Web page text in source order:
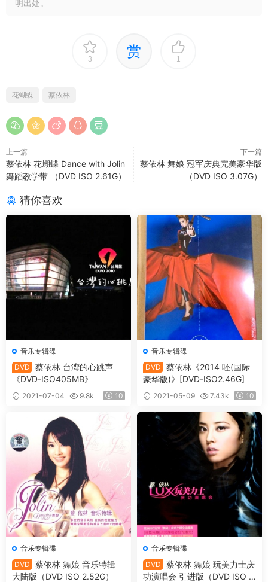
明出处。
3 赏 1
花蝴蝶 蔡依林
上一篇
蔡依林 花蝴蝶 Dance with Jolin
舞蹈教学带 （DVD ISO 2.61G）
下一篇
蔡依林 舞娘 冠军庆典完美豪华版
（DVD ISO 3.07G）
猜你喜欢
音乐专辑碟
DVD
蔡依林 台湾的心跳声
《DVD-ISO405MB》
2021-07-04 9.8k 10
音乐专辑碟
DVD
蔡依林《2014 呸(国际
豪华版)》[DVD-ISO2.46G]
2021-05-09 7.43k 10
音乐专辑碟
DVD
蔡依林 舞娘 音乐特辑
大陆版（DVD ISO 2.52G）
音乐专辑碟
DVD
蔡依林 舞娘 玩美力士庆
功演唱会 引进版（DVD ISO 2.